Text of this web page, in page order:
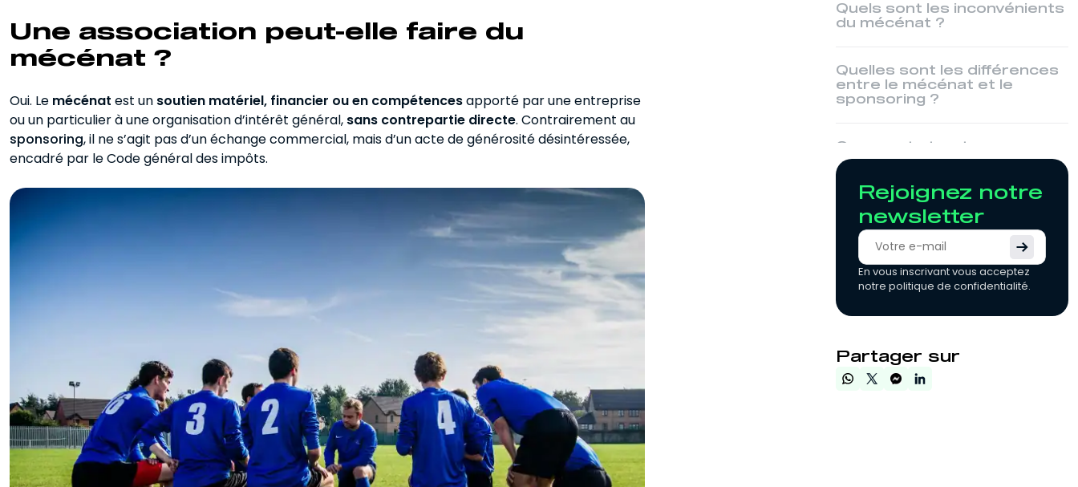
Une association peut-elle faire du
mécénat ?
Oui. Le mécénat est un soutien matériel, financier ou en compétencesapporté par une entreprise
ou un particulier à une organisation d’intérêt général, sans contrepartie directe. Contrairement au
sponsoring, il ne s’agit pas d’un échange commercial, mais d’un acte de générosité désintéressée,
encadré par le Code général des impôts.
Quels sont les inconvénients
du mécénat ?
Quelles sont les différences
entre le mécénat et le
sponsoring ?
Comment structurer une
stratégie de mécénat
efficace ?
Mécénat, quel cadre légal ?
Le mécénat pour les
associations sportives, en
résumé
Rejoignez notre
newsletter
En vous inscrivant vous acceptez
notre politique de confidentialité.
Partager sur